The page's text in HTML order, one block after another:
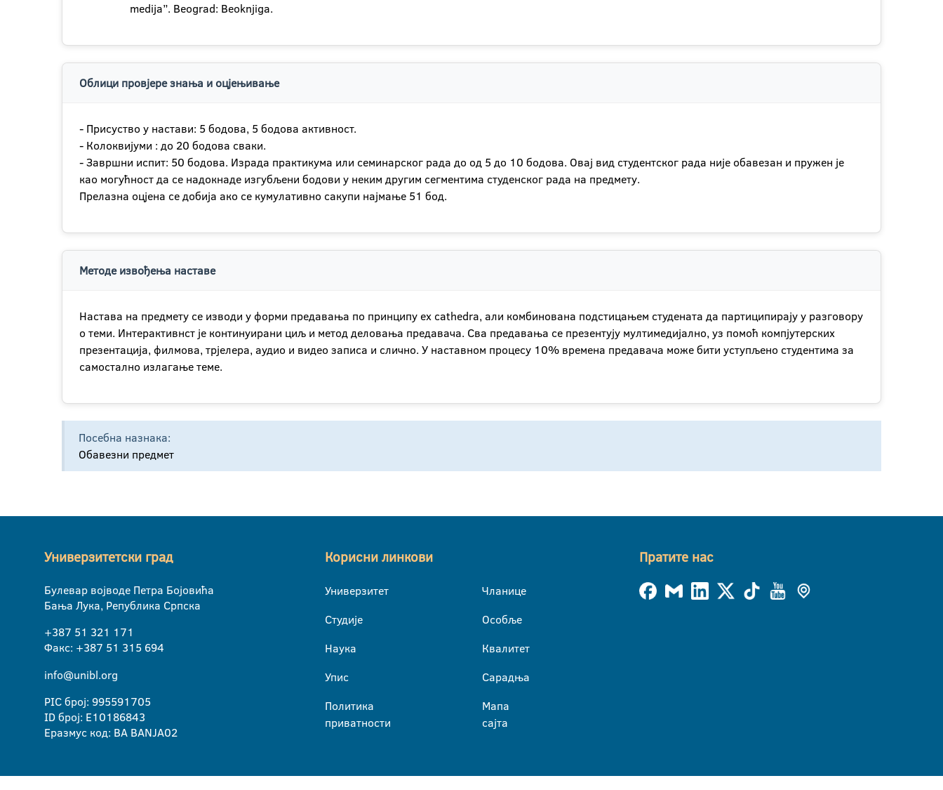
medija”. Beograd: Beoknjiga.
Облици провјере знања и оцјењивање
- Присуство у настави: 5 бодова, 5 бодова активност.
- Колоквијуми : до 20 бодова сваки.
- Завршни испит: 50 бодова. Израда практикума или семинарског рада до од 5 до 10 бодова. Овај вид студентског рада није обавезан и пружен је
као могућност да се надокнаде изгубљени бодови у неким другим сегментима студенског рада на предмету.
Прелазна оцјена се добија ако се кумулативно сакупи најмање 51 бод.
Методе извођења наставе
Настава на предмету се изводи у форми предавања по принципу ex cathedra, али комбинована подстицањем студената да партиципирају у разговору
о теми. Интерактивнст је континуирани циљ и метод деловања предавача. Сва предавања се презентују мултимедијално, уз помоћ компјутерских
презентација, филмова, трјелера, аудио и видео записа и слично. У наставном процесу 10% времена предавача може бити уступљено студентима за
самостално излагање теме.
Посебна назнака:
Обавезни предмет
Универзитетски град
Булевар војводе Петра Бојовића
Бања Лука, Република Српска
+387 51 321 171
Факс: +387 51 315 694
info@unibl.org
PIC број: 995591705
ID број: E10186843
Еразмус код: BA BANJA02
Корисни линкови
Универзитет
Студије
Наука
Упис
Политика
приватности
Чланице
Особље
Квалитет
Сарадња
Мапа
сајта
Пратите нас